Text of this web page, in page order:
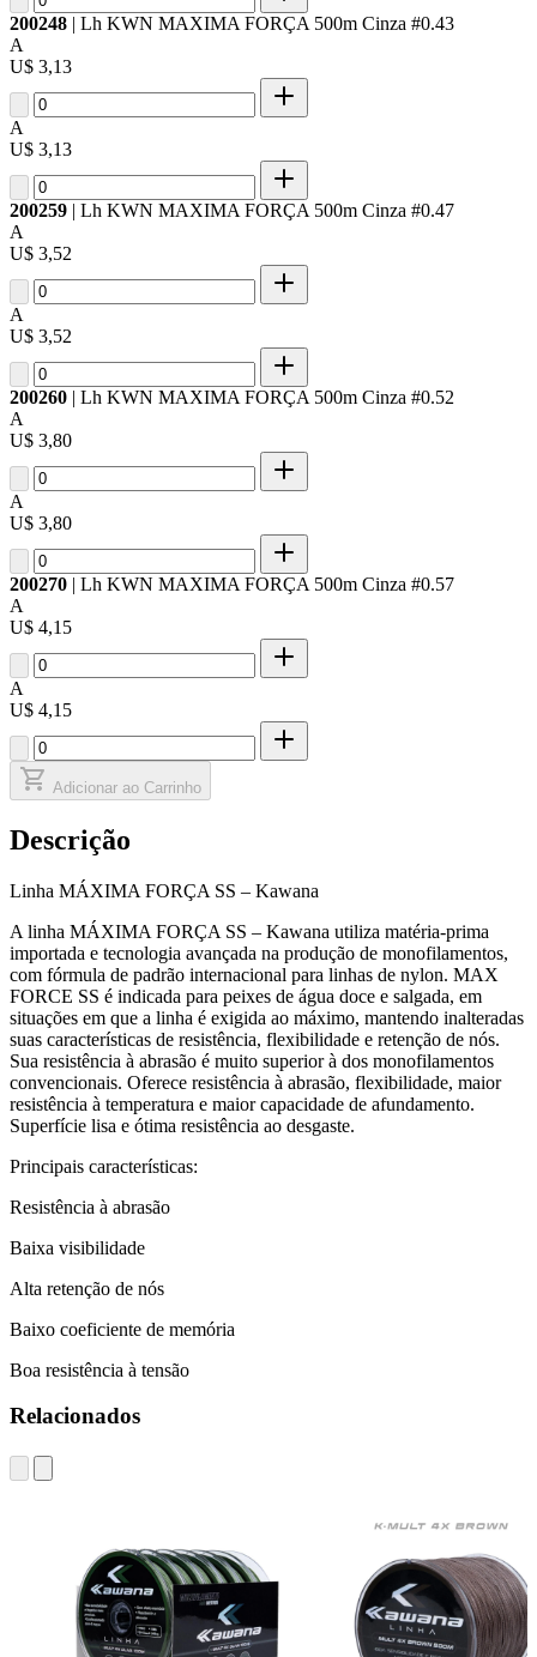
200248 | Lh KWN MAXIMA FORÇA 500m Cinza #0.43
A
U$ 3,13
A
U$ 3,13
200259 | Lh KWN MAXIMA FORÇA 500m Cinza #0.47
A
U$ 3,52
A
U$ 3,52
200260 | Lh KWN MAXIMA FORÇA 500m Cinza #0.52
A
U$ 3,80
A
U$ 3,80
200270 | Lh KWN MAXIMA FORÇA 500m Cinza #0.57
A
U$ 4,15
A
U$ 4,15
Adicionar ao Carrinho
Descrição
Linha MÁXIMA FORÇA SS – Kawana
A linha MÁXIMA FORÇA SS – Kawana utiliza matéria-prima
importada e tecnologia avançada na produção de monofilamentos,
com fórmula de padrão internacional para linhas de nylon. MAX
FORCE SS é indicada para peixes de água doce e salgada, em
situações em que a linha é exigida ao máximo, mantendo inalteradas
suas características de resistência, flexibilidade e retenção de nós.
Sua resistência à abrasão é muito superior à dos monofilamentos
convencionais. Oferece resistência à abrasão, flexibilidade, maior
resistência à temperatura e maior capacidade de afundamento.
Superfície lisa e ótima resistência ao desgaste.
Principais características:
Resistência à abrasão
Baixa visibilidade
Alta retenção de nós
Baixo coeficiente de memória
Boa resistência à tensão
Relacionados